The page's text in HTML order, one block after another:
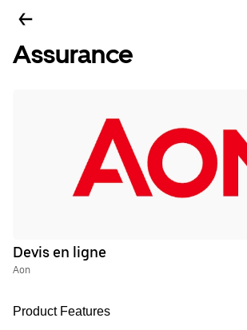
Assurance
Devis en ligne
Aon
Product Features